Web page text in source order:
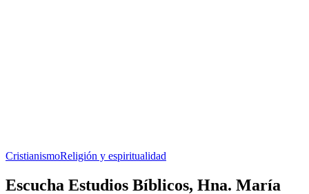
CristianismoReligión y espiritualidad
Escucha Estudios Bíblicos, Hna. María